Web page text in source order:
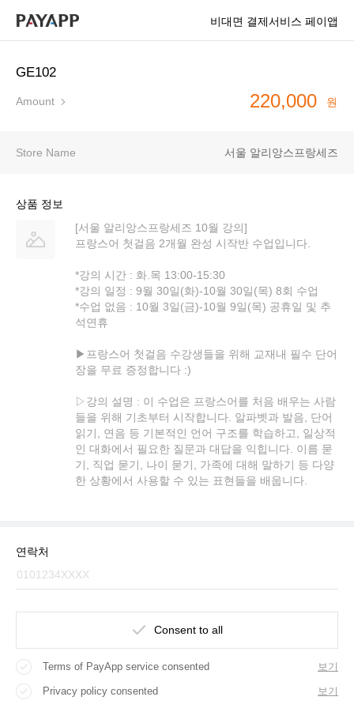
비대면 결제서비스 페이앱
GE102
Amount 220,000 원
Store Name 서울 알리앙스프랑세즈
상품 정보
[서울 알리앙스프랑세즈 10월 강의]
프랑스어 첫걸음 2개월 완성 시작반 수업입니다.
*강의 시간 : 화.목 13:00-15:30
*강의 일정 : 9월 30일(화)-10월 30일(목) 8회 수업
*수업 없음 : 10월 3일(금)-10월 9일(목) 공휴일 및 추
석연휴
▶프랑스어 첫걸음 수강생들을 위해 교재내 필수 단어
장을 무료 증정합니다 :)
▷강의 설명 : 이 수업은 프랑스어를 처음 배우는 사람
들을 위해 기초부터 시작합니다. 알파벳과 발음, 단어
읽기, 연음 등 기본적인 언어 구조를 학습하고, 일상적
인 대화에서 필요한 질문과 대답을 익힙니다. 이름 묻
기, 직업 묻기, 나이 묻기, 가족에 대해 말하기 등 다양
한 상황에서 사용할 수 있는 표현들을 배웁니다.
연락처
Consent to all
Terms of PayApp service consented 보기
Privacy policy consented 보기